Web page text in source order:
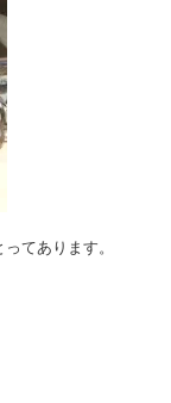
てあります。